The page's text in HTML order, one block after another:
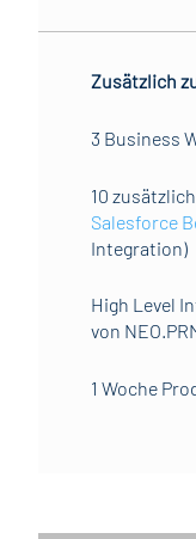
Zusätzlich
3 Business
10
Salesforce
Integration)
High Level
von
1 Woche